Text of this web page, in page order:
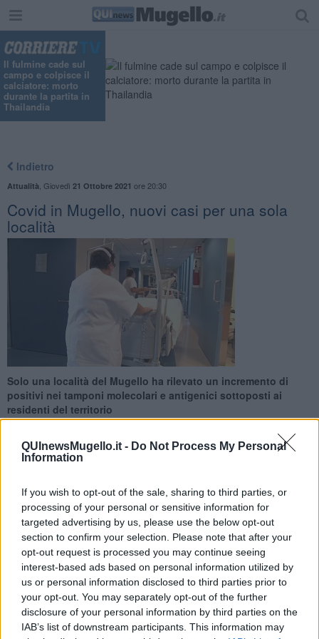
QUInewsMugello.it - Do Not Process My Personal
Information
If you wish to opt-out of the sale, sharing to third parties, or
processing of your personal or sensitive information for
targeted advertising by us, please use the below opt-out
section to confirm your selection. Please note that after your
opt-out request is processed you may continue seeing
interest-based ads based on personal information utilized by
us or personal information disclosed to third parties prior to
your opt-out. You may separately opt-out of the further
disclosure of your personal information by third parties on the
IAB’s list of downstream participants. This information may
Il fulmine cade sul
campo e colpisce il
calciatore: morto
durante la partita in
Thailandia
Indietro
Attualità Giovedì 21 Ottobre 2021 ore 20:30
Covid in Mugello, nuovi casi per una sola
località
Solo una località del Mugello ha rilevato un incremento di
positivi nei tamponi molecolari e antigenici sottoposti ai
residenti del territorio
BORGO SAN LORENZO —I nuovi tamponi positivi tracciati nel
Mugello sono 3, l'incremento dei casi di Covid resta dunque
contenuto rispetto all'aumento dei contagi metropolitani.
Sono 26 i tamponi positivi emersi a Firenze sugli 84 rilevati in tutta
la Città metropolitana. Il capoluogo ha registrato anche un nuovo
decesso dopo 48 ore di tregua, è il terzo della settimana.